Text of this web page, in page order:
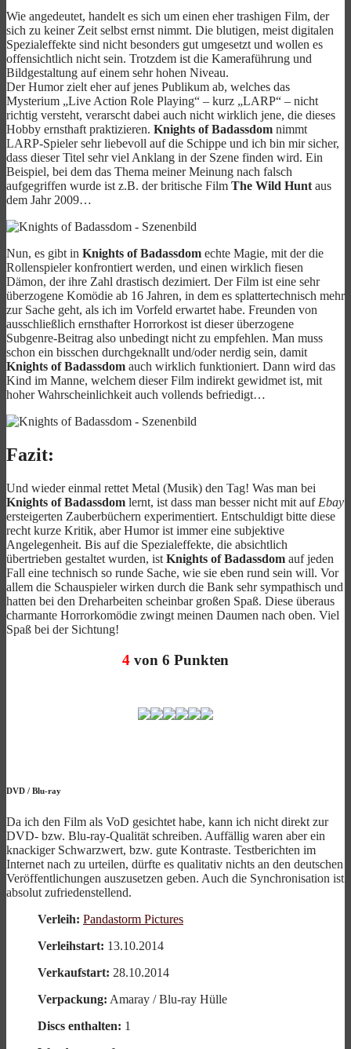
Wie angedeutet, handelt es sich um einen eher trashigen Film, der
sich zu keiner Zeit selbst ernst nimmt. Die blutigen, meist digitalen
Spezialeffekte sind nicht besonders gut umgesetzt und wollen es
offensichtlich nicht sein. Trotzdem ist die Kameraführung und
Bildgestaltung auf einem sehr hohen Niveau.
Der Humor zielt eher auf jenes Publikum ab, welches das
Mysterium „Live Action Role Playing“ – kurz „LARP“ – nicht
richtig versteht, verarscht dabei auch nicht wirklich jene, die dieses
Hobby ernsthaft praktizieren. Knights of Badassdom nimmt
LARP-Spieler sehr liebevoll auf die Schippe und ich bin mir sicher,
dass dieser Titel sehr viel Anklang in der Szene finden wird. Ein
Beispiel, bei dem das Thema meiner Meinung nach falsch
aufgegriffen wurde ist z.B. der britische Film The Wild Huntaus
dem Jahr 2009…
Nun, es gibt in Knights of Badassdom echte Magie, mit der die
Rollenspieler konfrontiert werden, und einen wirklich fiesen
Dämon, der ihre Zahl drastisch dezimiert. Der Film ist eine sehr
überzogene Komödie ab 16 Jahren, in dem es splattertechnisch mehr
zur Sache geht, als ich im Vorfeld erwartet habe. Freunden von
ausschließlich ernsthafter Horrorkost ist dieser überzogene
Subgenre-Beitrag also unbedingt nicht zu empfehlen. Man muss
schon ein bisschen durchgeknallt und/oder nerdig sein, damit
Knights of Badassdom auch wirklich funktioniert. Dann wird das
Kind im Manne, welchem dieser Film indirekt gewidmet ist, mit
hoher Wahrscheinlichkeit auch vollends befriedigt…
Fazit:
Und wieder einmal rettet Metal (Musik) den Tag! Was man bei
Knights of Badassdom lernt, ist dass man besser nicht mit auf Ebay
ersteigerten Zauberbüchern experimentiert. Entschuldigt bitte diese
recht kurze Kritik, aber Humor ist immer eine subjektive
Angelegenheit. Bis auf die Spezialeffekte, die absichtlich
übertrieben gestaltet wurden, ist Knights of Badassdom auf jeden
Fall eine technisch so runde Sache, wie sie eben rund sein will. Vor
allem die Schauspieler wirken durch die Bank sehr sympathisch und
hatten bei den Dreharbeiten scheinbar großen Spaß. Diese überaus
charmante Horrorkomödie zwingt meinen Daumen nach oben. Viel
Spaß bei der Sichtung!
4 von 6 Punkten
DVD / Blu-ray
Da ich den Film als VoD gesichtet habe, kann ich nicht direkt zur
DVD- bzw. Blu-ray-Qualität schreiben. Auffällig waren aber ein
knackiger Schwarzwert, bzw. gute Kontraste. Testberichten im
Internet nach zu urteilen, dürfte es qualitativ nichts an den deutschen
Veröffentlichungen auszusetzen geben. Auch die Synchronisation ist
absolut zufriedenstellend.
Verleih: Pandastorm Pictures
Verleihstart: 13.10.2014
Verkaufstart: 28.10.2014
Verpackung: Amaray / Blu-ray Hülle
Discs enthalten: 1